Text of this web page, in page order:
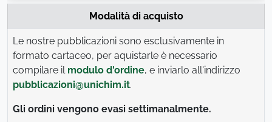
Modalità di acquisto
Le nostre pubblicazioni sono esclusivamente in
formato cartaceo, per aquistarle è necessario
compilare il modulo d'ordine, e inviarlo all'indirizzo
pubblicazioni@unichim.it.
Gli ordini vengono evasi settimanalmente.